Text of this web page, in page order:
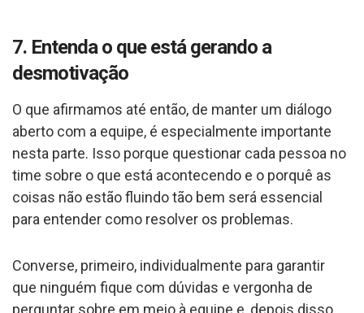
7. Entenda o que está gerando a
desmotivação
O que afirmamos até então, de manter um diálogo
aberto com a equipe, é especialmente importante
nesta parte. Isso porque questionar cada pessoa no
time sobre o que está acontecendo e o porquê as
coisas não estão fluindo tão bem será essencial
para entender como resolver os problemas.
Converse, primeiro, individualmente para garantir
que ninguém fique com dúvidas e vergonha de
perguntar sobre em meio à equipe e, depois disso,